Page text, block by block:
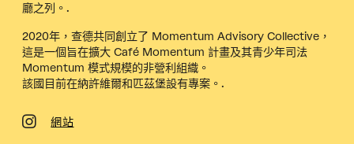
廳之列。.
2020年，查德共同創立了 Momentum Advisory Collective，
這是一個旨在擴大 Café Momentum 計畫及其青少年司法
Momentum 模式規模的非營利組織。
該國目前在納許維爾和匹茲堡設有專案。.
網站